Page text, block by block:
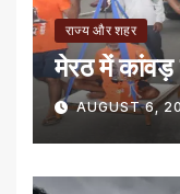
राज्य और शहर
मेरठ में कांवड़
AUGUST 6,